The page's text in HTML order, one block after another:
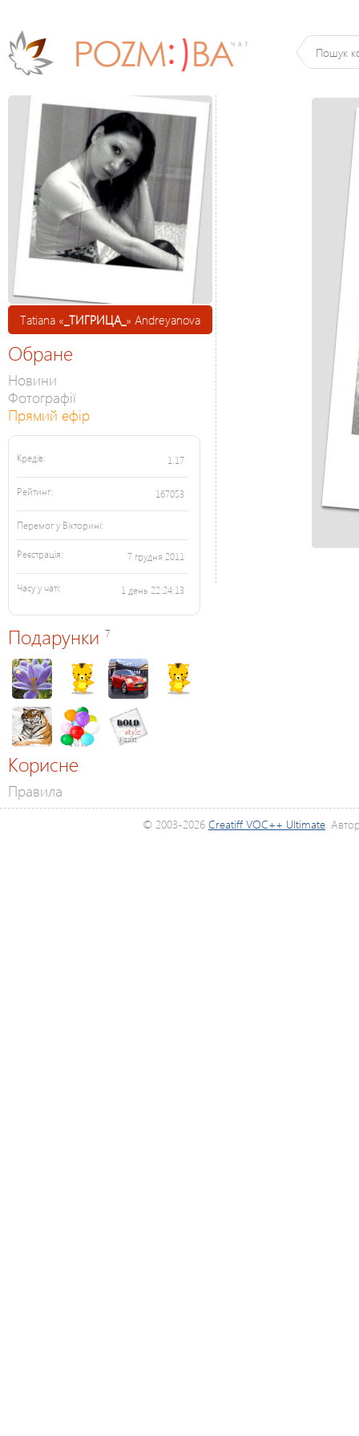
Tatiana « _ТИГРИЦА_ » Andreyanova
(Shemetova), 35
Обране
Новини
Фотографії
Прямий ефір
Кредів: 1.17
Рейтинг: 167053
Перемог у Вікторині:
Реєстрація: 7 грудня 2011
Часу у чаті: 1 день 22:24:13
Подарунки 7
Корисне
Правила
© 2003-2026 Creatiff VOC++ Ultimate.